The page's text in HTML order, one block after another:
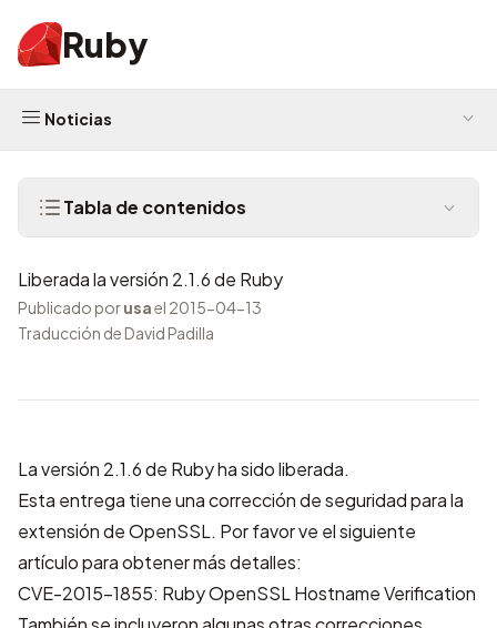
Ruby
Noticias
Tabla de contenidos
Liberada la versión 2.1.6 de Ruby
Publicado porusael 2015-04-13
Traducción de David Padilla
La versión 2.1.6 de Ruby ha sido liberada.
Esta entrega tiene una corrección de seguridad para la
extensión de OpenSSL. Por favor ve el siguiente
artículo para obtener más detalles:
CVE-2015-1855: Ruby OpenSSL Hostname Verification